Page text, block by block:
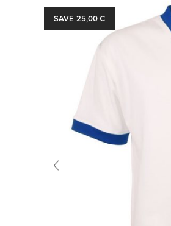
SAVE 25,00 €